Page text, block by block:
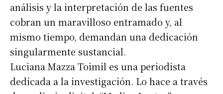
análisis y la interpretación de las fuentes
cobran un maravilloso entramado y, al
mismo tiempo, demandan una dedicación
singularmente sustancial.
Luciana Mazza Toimil es una periodista
dedicada a la investigación. Lo hace a través